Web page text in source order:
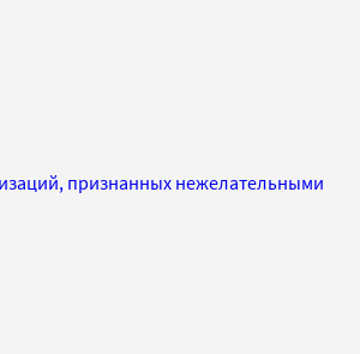
признанных нежелательными